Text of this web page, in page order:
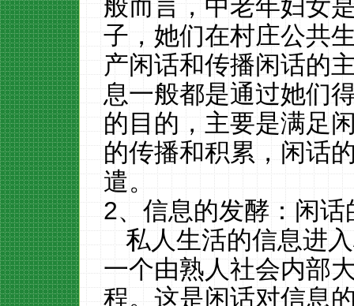
般而言，中老年妇女
子，她们在村庄公共
产闲话和传播闲话的
息一般都是通过她们
的目的，主要是满足
的传播和积累，闲话
遣。
2、信息的发酵：闲话
私人生活的信息进
一个由熟人社会内部
程。这是闲话对信息